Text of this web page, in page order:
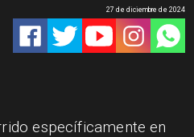
27 de diciembre de 2024
específicamente en